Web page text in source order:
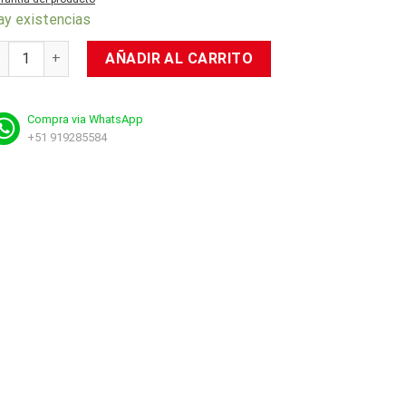
existencias
Television: Masters Of The Universe - Tri-Klops cantidad
AÑADIR AL CARRITO
Compra via WhatsApp
+51 919285584